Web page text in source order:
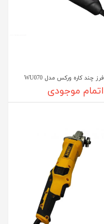
فرز چند کاره ورکس مدل WU070
اتمام موجودی